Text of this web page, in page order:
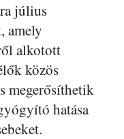
július
amely
alkotott
közös
megerősíthetik
hatása